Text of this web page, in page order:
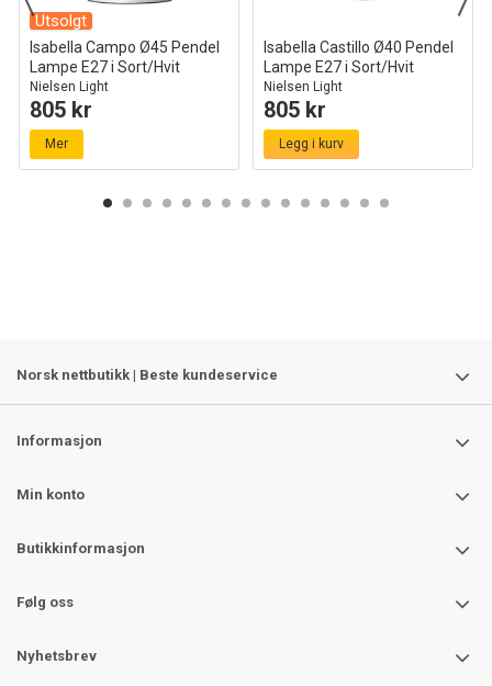
Utsolgt
Isabella Campo Ø45 Pendel
Lampe E27 i Sort/Hvit
Nielsen Light
805 kr
Mer
Isabella Castillo Ø40 Pendel
Lampe E27 i Sort/Hvit
Nielsen Light
805 kr
Legg i kurv
Norsk nettbutikk | Beste kundeservice
Informasjon
Min konto
Butikkinformasjon
Følg oss
Nyhetsbrev